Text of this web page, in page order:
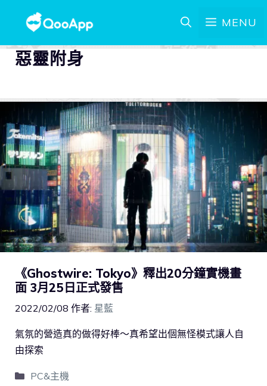
MENU
惡靈附身
《Ghostwire: Tokyo》釋出20分鐘實機畫
面 3月25日正式發售
2022/02/08 作者: 星藍
氣氛的營造真的做得好棒～真希望出個無怪模式讓人自
由探索
PC&主機